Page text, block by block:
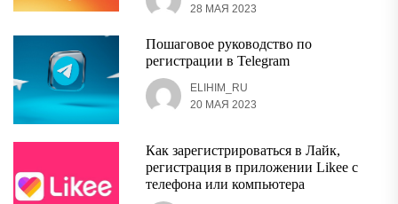
28 МАЯ 2023
Пошаговое руководство по
регистрации в Telegram
ELIHIM_RU
20 МАЯ 2023
Как зарегистрироваться в Лайк,
регистрация в приложении Likee с
телефона или компьютера